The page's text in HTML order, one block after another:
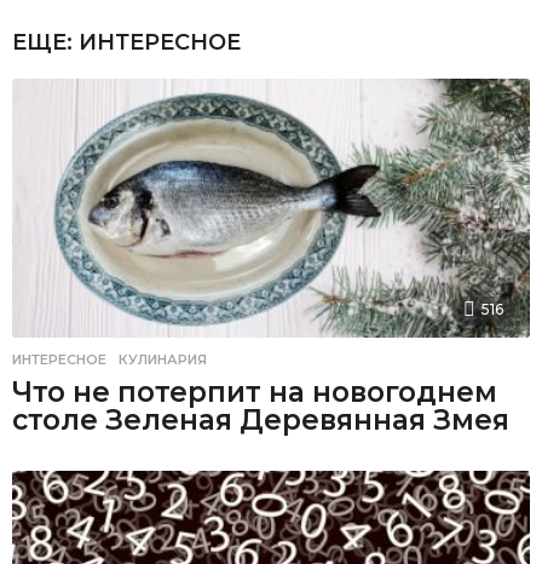
ЕЩЕ: ИНТЕРЕСНОЕ
516
ИНТЕРЕСНОЕ ,КУЛИНАРИЯ
Что не потерпит на новогоднем
столе Зеленая Деревянная Змея